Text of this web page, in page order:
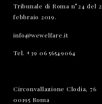
Tribunale di Roma n°24 del
febbraio 2019.
info@wewelfare.it
Tel. +39 06 56549064
Circonvallazione Clodia, 76
00195 Roma